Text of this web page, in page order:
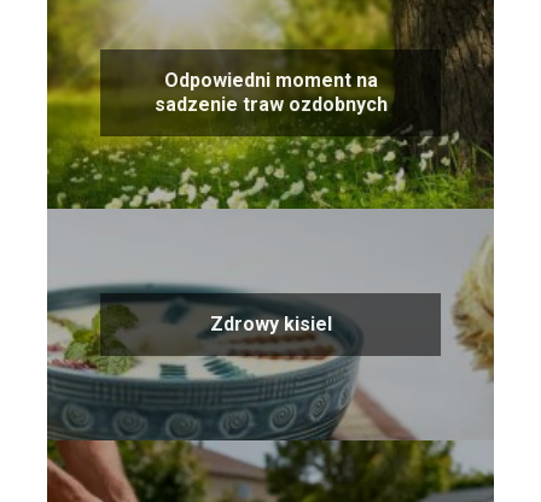
Odpowiedni moment na
sadzenie traw ozdobnych
Zdrowy kisiel